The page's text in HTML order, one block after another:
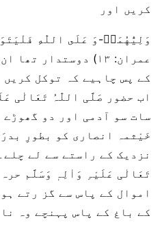
کریں اور
عمران: ۱۳) دوستدار
کے پس چاہیے کہ توکل کریں
اب حضور صَلَّی اللّٰہُ تَعَالٰی
سات سو آدمی اور دو گھوڑے
نزدیک کے راستے سے لے
تَعَالٰی عَلَیْہِ وَاٰلِہٖ وَسَلَّم
اموال کے پاس سے گز رتے
کے باغ کے پاس پہنچے وہ